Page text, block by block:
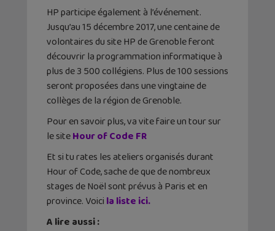
HP participe également à l’événement.
Jusqu’au 15 décembre 2017, une centaine de
volontaires du site HP de Grenoble feront
découvrir la programmation informatique à
plus de 3 500 collégiens. Plus de 100 sessions
seront proposées dans une vingtaine de
collèges de la région de Grenoble.
Pour en savoir plus, va vite faire un tour sur
le siteHour of Code FR
Et si tu rates les ateliers organisés durant
Hour of Code, sache de que de nombreux
stages de Noël sont prévus à Paris et en
province. Voici la liste ici.
A lire aussi :